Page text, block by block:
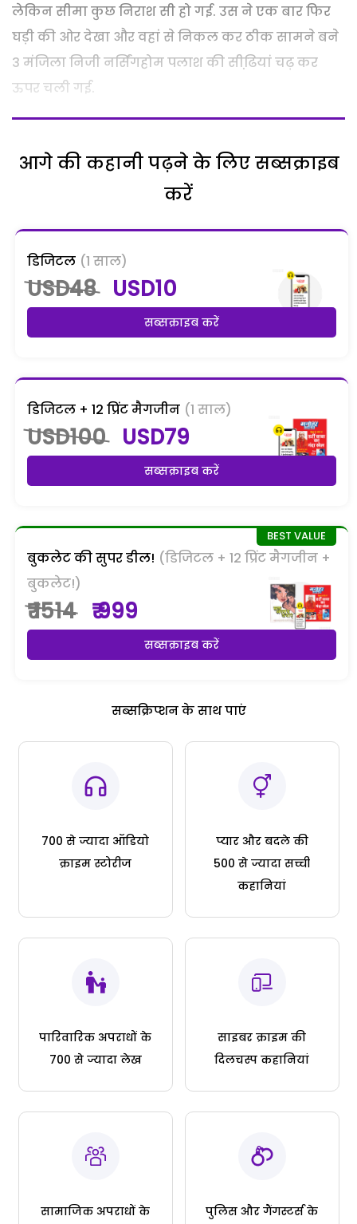
लेकिन सीमा कुछ निराश सी हो गई. उस ने एक बार फिर
घड़ी की ओर देखा और वहां से निकल कर ठीक सामने बने
3 मंजिला निजी नर्सिंगहोम पलाश की सीढि़यां चढ़ कर
ऊपर चली गई.
आगे की कहानी पढ़ने के लिए सब्सक्राइब
करें
डिजिटल (1 साल)
USD48 USD10
सब्सक्राइब करें
डिजिटल + 12 प्रिंट मैगजीन (1 साल)
USD100 USD79
सब्सक्राइब करें
बुकलेट की सुपर डील! (डिजिटल + 12 प्रिंट मैगजीन +
बुकलेट!)
₹ 1514 ₹ 999
सब्सक्राइब करें
सब्सक्रिप्शन के साथ पाएं
700 से ज्यादा ऑडियो
क्राइम स्टोरीज
प्यार और बदले की
500 से ज्यादा सच्ची
कहानियां
पारिवारिक अपराधों के
700 से ज्यादा लेख
साइबर क्राइम की
दिलचस्प कहानियां
सामाजिक अपराधों के
पुलिस और गैंगस्टर्स के